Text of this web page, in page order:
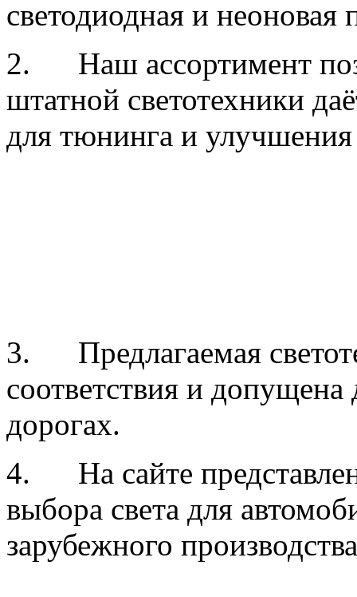
светодиодная и неоновая
2. Наш ассортимент
штатной светотехники
для тюнинга и улучшения
3. Предлагаемая
соответствия и
дорогах.
4. На сайте
выбора света для
зарубежного